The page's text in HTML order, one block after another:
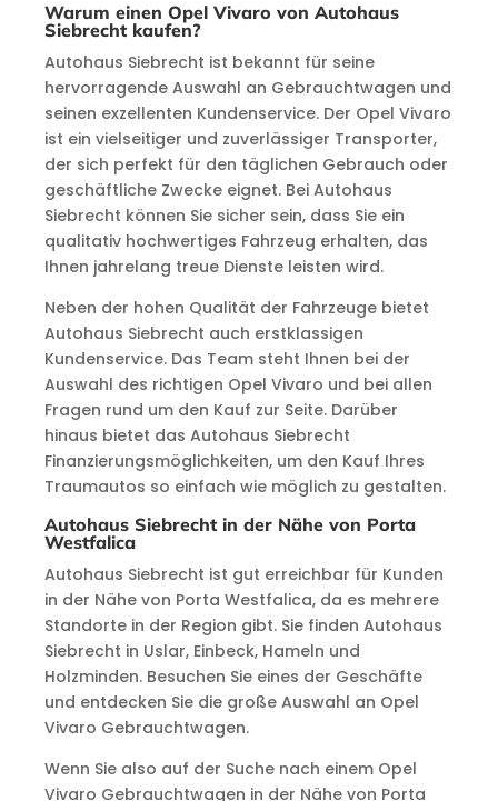
Warum einen Opel Vivaro von Autohaus
Siebrecht kaufen?
Autohaus Siebrecht ist bekannt für seine
hervorragende Auswahl an Gebrauchtwagen und
seinen exzellenten Kundenservice. Der Opel Vivaro
ist ein vielseitiger und zuverlässiger Transporter,
der sich perfekt für den täglichen Gebrauch oder
geschäftliche Zwecke eignet. Bei Autohaus
Siebrecht können Sie sicher sein, dass Sie ein
qualitativ hochwertiges Fahrzeug erhalten, das
Ihnen jahrelang treue Dienste leisten wird.
Neben der hohen Qualität der Fahrzeuge bietet
Autohaus Siebrecht auch erstklassigen
Kundenservice. Das Team steht Ihnen bei der
Auswahl des richtigen Opel Vivaro und bei allen
Fragen rund um den Kauf zur Seite. Darüber
hinaus bietet das Autohaus Siebrecht
Finanzierungsmöglichkeiten, um den Kauf Ihres
Traumautos so einfach wie möglich zu gestalten.
Autohaus Siebrecht in der Nähe von Porta
Westfalica
Autohaus Siebrecht ist gut erreichbar für Kunden
in der Nähe von Porta Westfalica, da es mehrere
Standorte in der Region gibt. Sie finden Autohaus
Siebrecht in Uslar, Einbeck, Hameln und
Holzminden. Besuchen Sie eines der Geschäfte
und entdecken Sie die große Auswahl an Opel
Vivaro Gebrauchtwagen.
Wenn Sie also auf der Suche nach einem Opel
Vivaro Gebrauchtwagen in der Nähe von Porta